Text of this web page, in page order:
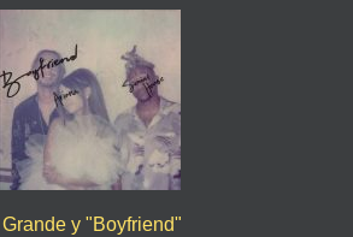
y "Boyfriend"